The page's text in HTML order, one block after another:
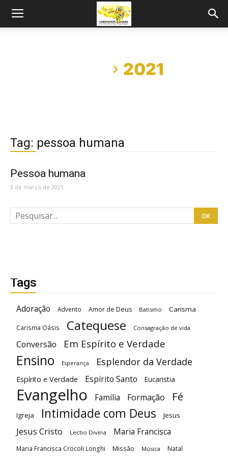
2021
Tag: pessoa humana
Pessoa humana
3 de março de 2021
Tags
Adoração Advento Amor de Deus Batismo Carisma
Carisma Oásis Catequese Consagração de vida
Conversão Em Espírito e Verdade
Ensino Esperança Esplendor da Verdade
Espírito e Verdade Espírito Santo Eucaristia
Evangelho Família Formação Fé
Igreja Intimidade com Deus Jesus
Jesus Cristo Lectio Divina Maria Francisca
Maria Francisca Crocoli Longhi Missão Música Natal